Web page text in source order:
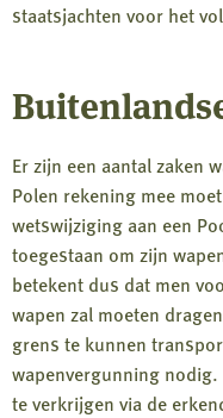
staatsjachten voor het
Er zijn een aantal zaken
Polen rekening mee
wetswijziging aan een
toegestaan om zijn
betekent dus dat men
wapen zal moeten
grens te kunnen
wapenvergunning nodig.
te verkrijgen via de